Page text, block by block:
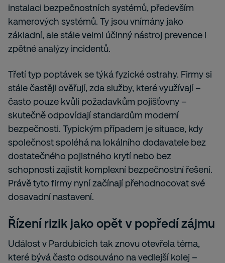
instalaci bezpečnostních systémů, především
kamerových systémů. Ty jsou vnímány jako
základní, ale stále velmi účinný nástroj prevence i
zpětné analýzy incidentů.
Třetí typ poptávek se týká fyzické ostrahy. Firmy si
stále častěji ověřují, zda služby, které využívají –
často pouze kvůli požadavkům pojišťovny –
skutečně odpovídají standardům moderní
bezpečnosti. Typickým případem je situace, kdy
společnost spoléhá na lokálního dodavatele bez
dostatečného pojistného krytí nebo bez
schopnosti zajistit komplexní bezpečnostní řešení.
Právě tyto firmy nyní začínají přehodnocovat své
dosavadní nastavení.
Řízení rizik jako opět v popředí zájmu
Událost v Pardubicích tak znovu otevřela téma,
které bývá často odsouváno na vedlejší kolej –